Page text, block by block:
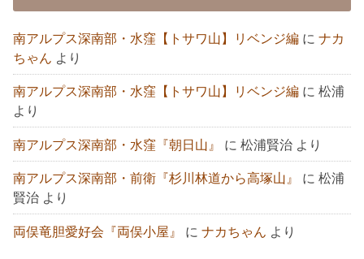
南アルプス深南部・水窪【トサワ山】リベンジ編 にナカ
ちゃん より
南アルプス深南部・水窪【トサワ山】リベンジ編 に松浦
より
南アルプス深南部・水窪『朝日山』 に松浦賢治 より
南アルプス深南部・前衛『杉川林道から高塚山』 に松浦
賢治 より
両俣竜胆愛好会『両俣小屋』 にナカちゃん より